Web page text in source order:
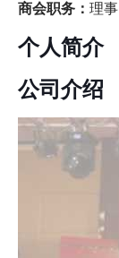
商会职务：理事
个人简介
公司介绍